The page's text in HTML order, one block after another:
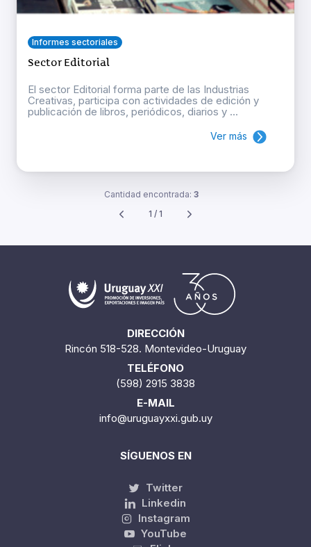
Informes sectoriales
Sector Editorial
El sector Editorial forma parte de las Industrias
Creativas, participa con actividades de edición y
publicación de libros, periódicos, diarios y ...
Ver más
Cantidad encontrada: 3
1 / 1
DIRECCIÓN
Rincón 518-528. Montevideo-Uruguay
TELÉFONO
(598) 2915 3838
E-MAIL
info@uruguayxxi.gub.uy
SÍGUENOS EN
Twitter
Linkedin
Instagram
YouTube